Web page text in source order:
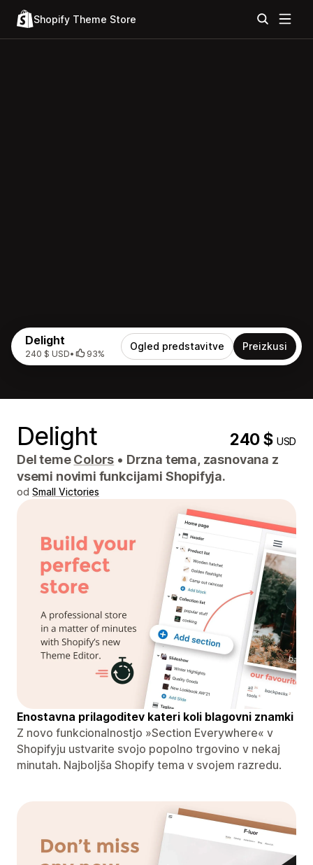
Shopify Theme Store
Delight
240 $ USD• 93%
Ogled predstavitve Preizkusi
Delight 240 $USD
Del temeColors • Drzna tema, zasnovana z
vsemi novimi funkcijami Shopifyja.
od Small Victories
Enostavna prilagoditev kateri koli blagovni znamki
Z novo funkcionalnostjo »Section Everywhere« v
Shopifyju ustvarite svojo popolno trgovino v nekaj
minutah. Najboljša Shopify tema v svojem razredu.